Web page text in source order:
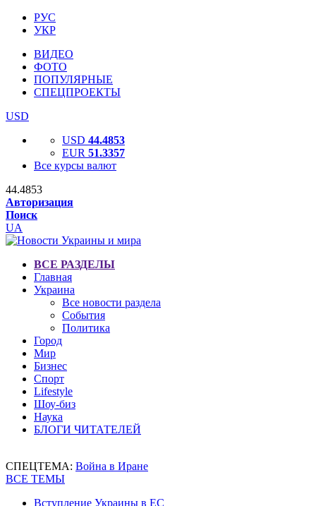
РУС
УКР
ВИДЕО
ФОТО
ПОПУЛЯРНЫЕ
СПЕЦПРОЕКТЫ
USD
USD 44.4853
EUR 51.3357
Все курсы валют
44.4853
Авторизация
Поиск
UA
ВСЕ РАЗДЕЛЫ
Главная
Украина
Все новости раздела
События
Политика
Город
Мир
Бизнес
Спорт
Lifestyle
Шоу-биз
Наука
БЛОГИ ЧИТАТЕЛЕЙ
СПЕЦТЕМА: Война в Иране
ВСЕ ТЕМЫ
Вступление Украины в ЕС